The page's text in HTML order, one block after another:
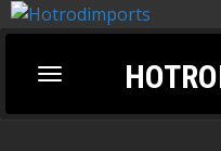
Toggle
navigation